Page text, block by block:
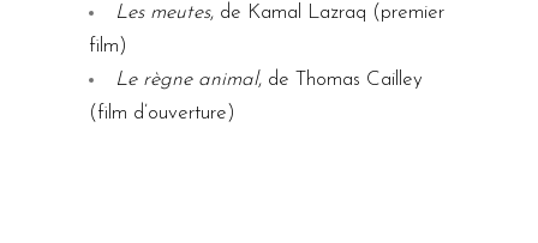
Les meutes, de Kamal Lazraq (premier
film)
Le règne animal, de Thomas Cailley
(film d’ouverture)